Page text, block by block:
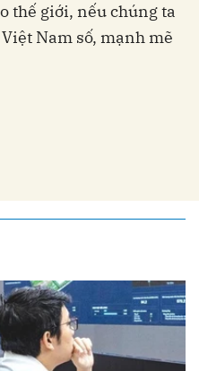
thế giới, nếu chúng ta
Nam số, mạnh mẽ